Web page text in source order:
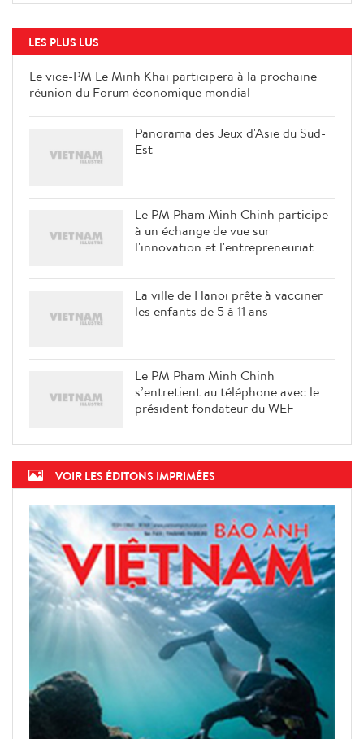
LES PLUS LUS
Le vice-PM Le Minh Khai participera à la prochaine
réunion du Forum économique mondial
Panorama des Jeux d'Asie du Sud-
Est
Le PM Pham Minh Chinh participe
à un échange de vue sur
l'innovation et l'entrepreneuriat
La ville de Hanoi prête à vacciner
les enfants de 5 à 11 ans
Le PM Pham Minh Chinh
s’entretient au téléphone avec le
président fondateur du WEF
VOIR LES ÉDITONS IMPRIMÉES